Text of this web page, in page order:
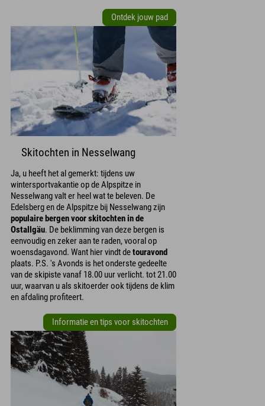
Ontdek jouw pad
Skitochten in Nesselwang
Ja, u heeft het al gemerkt: tijdens uw
wintersportvakantie op de Alpspitze in
Nesselwang valt er heel wat te beleven. De
Edelsberg en de Alpspitze bij Nesselwang zijn
populaire bergen voor skitochten in de
Ostallgäu. De beklimming van deze bergen is
eenvoudig en zeker aan te raden, vooral op
woensdagavond. Want hier vindt detouravond
plaats. P.S. 's Avonds is het onderste gedeelte
van de skipiste vanaf 18.00 uur verlicht. tot 21.00
uur, waarvan u als skitoerder ook tijdens de klim
en afdaling profiteert.
Informatie en tips voor skitochten